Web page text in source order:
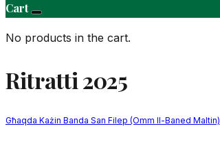
Cart
No products in the cart.
Ritratti 2025
Għaqda Każin Banda San Filep (Omm Il-Baned Maltin)